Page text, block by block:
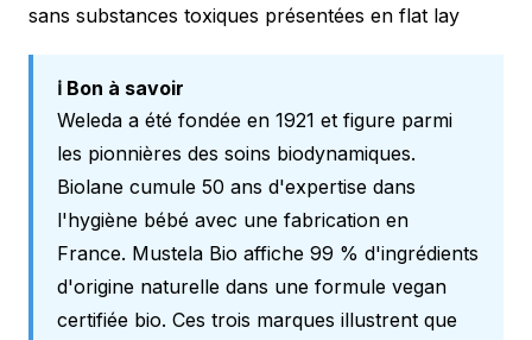
sans substances toxiques présentées en flat lay
ℹ️ Bon à savoir
Weleda a été fondée en 1921 et figure parmi
les pionnières des soins biodynamiques.
Biolane cumule 50 ans d'expertise dans
l'hygiène bébé avec une fabrication en
France. Mustela Bio affiche 99 % d'ingrédients
d'origine naturelle dans une formule vegan
certifiée bio. Ces trois marques illustrent que